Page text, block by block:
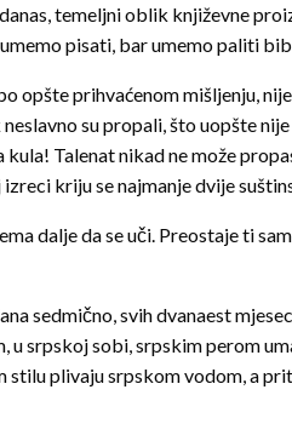
temeljni oblik književne
pisati, bar umemo paliti
opšte prihvaćenom mišljenju,
su propali, što uopšte
Talenat nikad ne može
kriju se najmanje dvije
dalje da se uči. Preostaje ti
sedmično, svih dvanaest
u srpskoj sobi, srpskim perom
plivaju srpskom vodom, a